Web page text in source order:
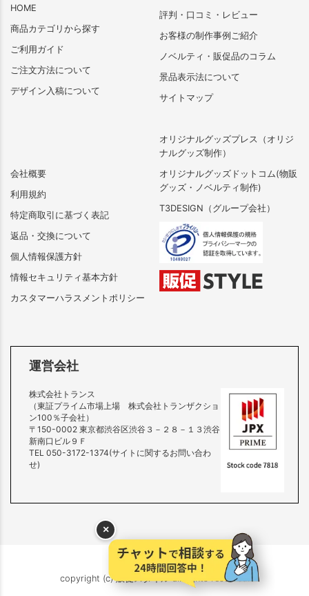
HOME
商品カテゴリから探す
ご利用ガイド
ご注文方法について
デザイン入稿について
会社概要
利用規約
特定商取引に基づく表記
返品・交換について
個人情報保護方針
情報セキュリティ基本方針
カスタマーハラスメントポリシー
評判・口コミ・レビュー
お客様の制作事例ご紹介
ノベルティ・販促品のコラム
景品表示法について
サイトマップ
オリジナルグッズプレス（オリジ
ナルグッズ制作）
オリジナルグッズドットコム(物販
グッズ・ノベルティ制作)
T3DESIGN（グループ会社）
運営会社
株式会社トランス
（東証プライム市場上場 株式会社トランザクショ
ン100％子会社）
〒150-0002 東京都渋谷区渋谷３－２８－１３渋谷
新南口ビル９Ｆ
TEL 050-3172-1374(サイトに関するお問い合わ
せ)
copyright (c) 販促スタイル all rights reserved.
×